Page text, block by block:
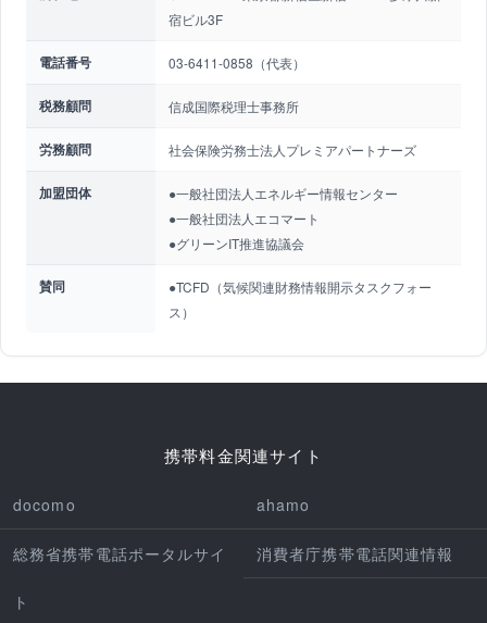
宿ビル3F
電話番号 03-6411-0858（代表）
税務顧問 信成国際税理士事務所
労務顧問 社会保険労務士法人プレミアパートナーズ
加盟団体
●一般社団法人エネルギー情報センター
●一般社団法人エコマート
●グリーンIT推進協議会
賛同
●TCFD（気候関連財務情報開示タスクフォー
ス）
携帯料金関連サイト
docomo ahamo
総務省携帯電話ポータルサイ
ト
消費者庁携帯電話関連情報